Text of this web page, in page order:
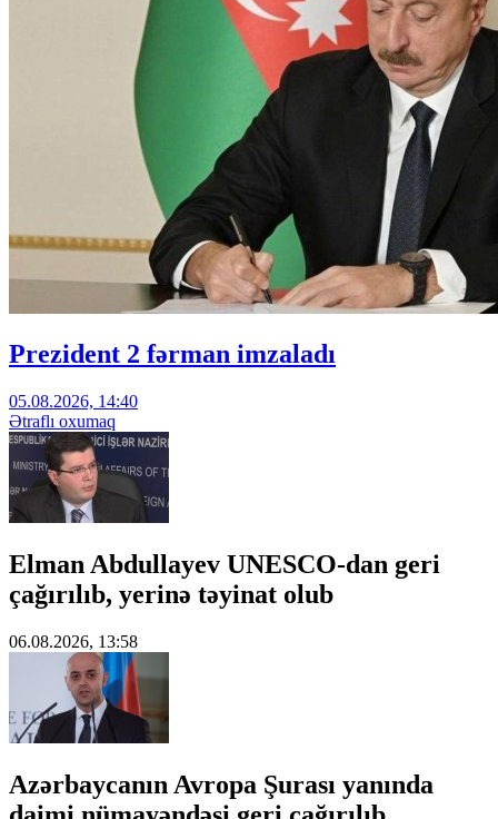
Prezident 2 fərman imzaladı
05.08.2026, 14:40
Ətraflı oxumaq
Elman Abdullayev UNESCO-dan geri
çağırılıb, yerinə təyinat olub
06.08.2026, 13:58
Azərbaycanın Avropa Şurası yanında